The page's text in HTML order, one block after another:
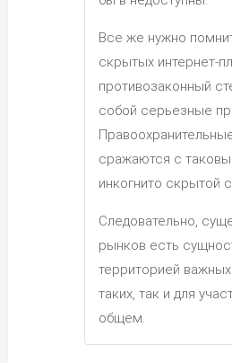
Все же нужно
скрытых интернет-
противозаконный
собой серьезные
сражаются с
инкогнито скрытой
Следовательно,
рынков есть
территорией
таких, так и для
общем.